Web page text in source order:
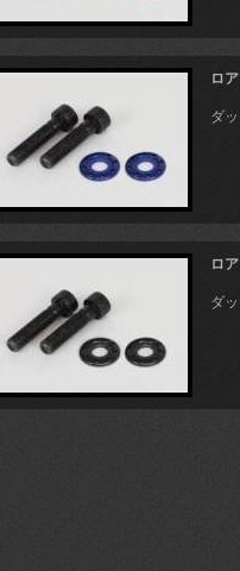
ロ
ダ
ロ
ダ